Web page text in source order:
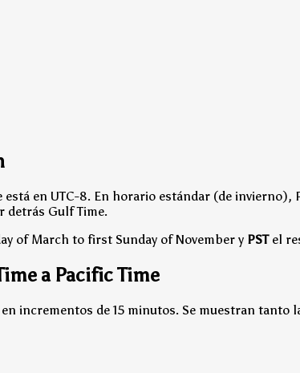
está en UTC-8. En horario estándar (de invierno),
detrás Gulf Time.
of March to first Sunday of November y PSTel
a Pacific Time
incrementos de 15 minutos. Se muestran